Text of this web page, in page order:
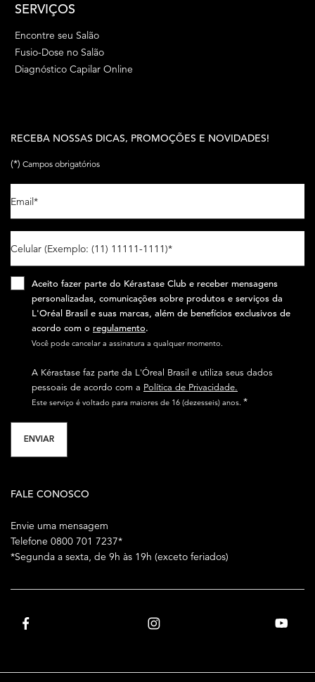
SERVIÇOS
Encontre seu Salão
Fusio-Dose no Salão
Diagnóstico Capilar Online
RECEBA NOSSAS DICAS, PROMOÇÕES E NOVIDADES!
(*) Campos obrigatórios
Email*
Celular (Exemplo: (11) 11111-1111)*
Aceito fazer parte do Kérastase Club e receber mensagens
personalizadas, comunicações sobre produtos e serviços da
L'Oréal Brasil e suas marcas, além de benefícios exclusivos de
acordo com o regulamento.​
Você pode cancelar a assinatura a qualquer momento.​
A Kérastase faz parte da L'Óreal Brasil e utiliza seus dados
pessoais de acordo com a Política de Privacidade.
Este serviço é voltado para maiores de 16 (dezesseis) anos. *
ENVIAR
FALE CONOSCO
Envie uma mensagem
Telefone 0800 701 7237*
*Segunda a sexta, de 9h às 19h (exceto feriados)